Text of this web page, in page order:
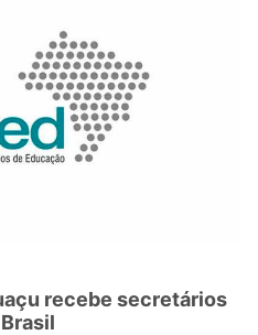
recebe secretários